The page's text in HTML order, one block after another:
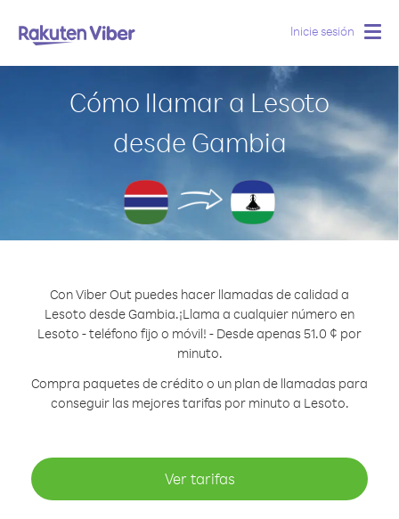
Inicie sesión
Cómo llamar a Lesoto
desde Gambia
Con Viber Out puedes hacer llamadas de calidad a
Lesoto desde Gambia.¡Llama a cualquier número en
Lesoto - teléfono fijo o móvil! - Desde apenas 51.0 ¢ por
minuto.
Compra paquetes de crédito o un plan de llamadas para
conseguir las mejores tarifas por minuto a Lesoto.
Ver tarifas